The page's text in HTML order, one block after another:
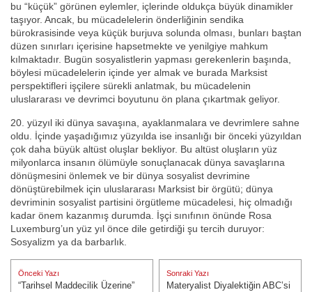
bu “küçük” görünen eylemler, içlerinde oldukça büyük dinamikler
taşıyor. Ancak, bu mücadelelerin önderliğinin sendika
bürokrasisinde veya küçük burjuva solunda olması, bunları baştan
düzen sınırları içerisine hapsetmekte ve yenilgiye mahkum
kılmaktadır. Bugün sosyalistlerin yapması gerekenlerin başında,
böylesi mücadelelerin içinde yer almak ve burada Marksist
perspektifleri işçilere sürekli anlatmak, bu mücadelenin
uluslararası ve devrimci boyutunu ön plana çıkartmak geliyor.
20. yüzyıl iki dünya savaşına, ayaklanmalara ve devrimlere sahne
oldu. İçinde yaşadığımız yüzyılda ise insanlığı bir önceki yüzyıldan
çok daha büyük altüst oluşlar bekliyor. Bu altüst oluşların yüz
milyonlarca insanın ölümüyle sonuçlanacak dünya savaşlarına
dönüşmesini önlemek ve bir dünya sosyalist devrimine
dönüştürebilmek için uluslararası Marksist bir örgütü; dünya
devriminin sosyalist partisini örgütleme mücadelesi, hiç olmadığı
kadar önem kazanmış durumda. İşçi sınıfının önünde Rosa
Luxemburg’un yüz yıl önce dile getirdiği şu tercih duruyor:
Sosyalizm ya da barbarlık.
Yazı
gezinmesi
Önceki Yazı
Önceki Yazı:
“Tarihsel Maddecilik Üzerine”
Sonraki Yazı
Sonraki Yazı:
Materyalist Diyalektiğin ABC’si